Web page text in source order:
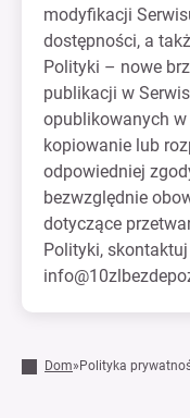
modyfikacji
dostępności, a
Polityki – nowe
publikacji w
opublikowanych w
kopiowanie lub
odpowiedniej
bezwzględnie
dotyczące
Polityki,
Dom» Polityka